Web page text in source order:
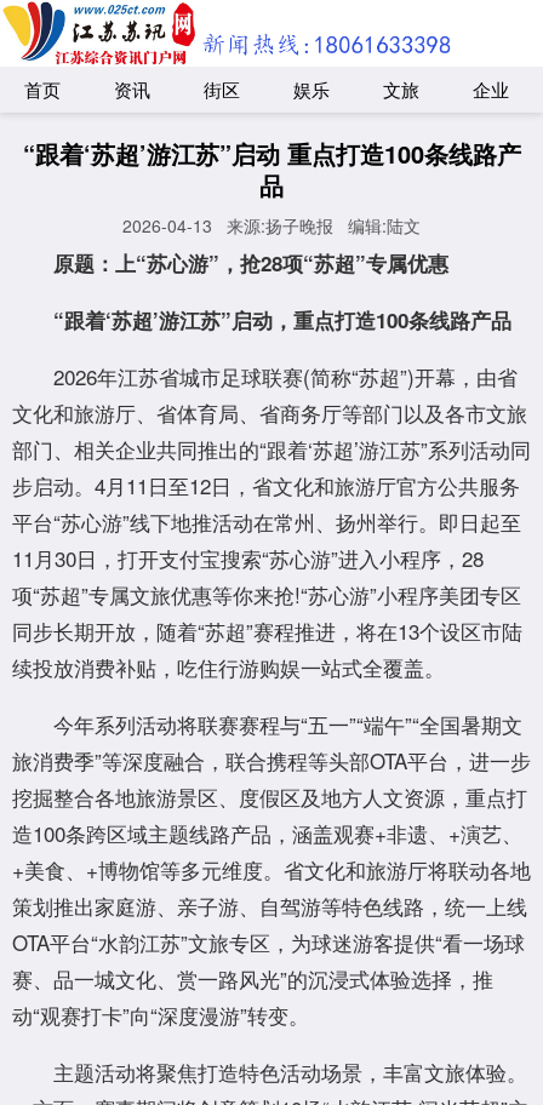
首页 资讯 街区 娱乐 文旅 企业
“跟着‘苏超’游江苏”启动 重点打造100条线路产
品
2026-04-13 来源:扬子晚报 编辑:陆文
原题：上“苏心游”，抢28项“苏超”专属优惠
“跟着‘苏超’游江苏”启动，重点打造100条线路产品
2026年江苏省城市足球联赛(简称“苏超”)开幕，由省
文化和旅游厅、省体育局、省商务厅等部门以及各市文旅
部门、相关企业共同推出的“跟着‘苏超’游江苏”系列活动同
步启动。4月11日至12日，省文化和旅游厅官方公共服务
平台“苏心游”线下地推活动在常州、扬州举行。即日起至
11月30日，打开支付宝搜索“苏心游”进入小程序，28
项“苏超”专属文旅优惠等你来抢!“苏心游”小程序美团专区
同步长期开放，随着“苏超”赛程推进，将在13个设区市陆
续投放消费补贴，吃住行游购娱一站式全覆盖。
今年系列活动将联赛赛程与“五一”“端午”“全国暑期文
旅消费季”等深度融合，联合携程等头部OTA平台，进一步
挖掘整合各地旅游景区、度假区及地方人文资源，重点打
造100条跨区域主题线路产品，涵盖观赛+非遗、+演艺、
+美食、+博物馆等多元维度。省文化和旅游厅将联动各地
策划推出家庭游、亲子游、自驾游等特色线路，统一上线
OTA平台“水韵江苏”文旅专区，为球迷游客提供“看一场球
赛、品一城文化、赏一路风光”的沉浸式体验选择，推
动“观赛打卡”向“深度漫游”转变。
主题活动将聚焦打造特色活动场景，丰富文旅体验。